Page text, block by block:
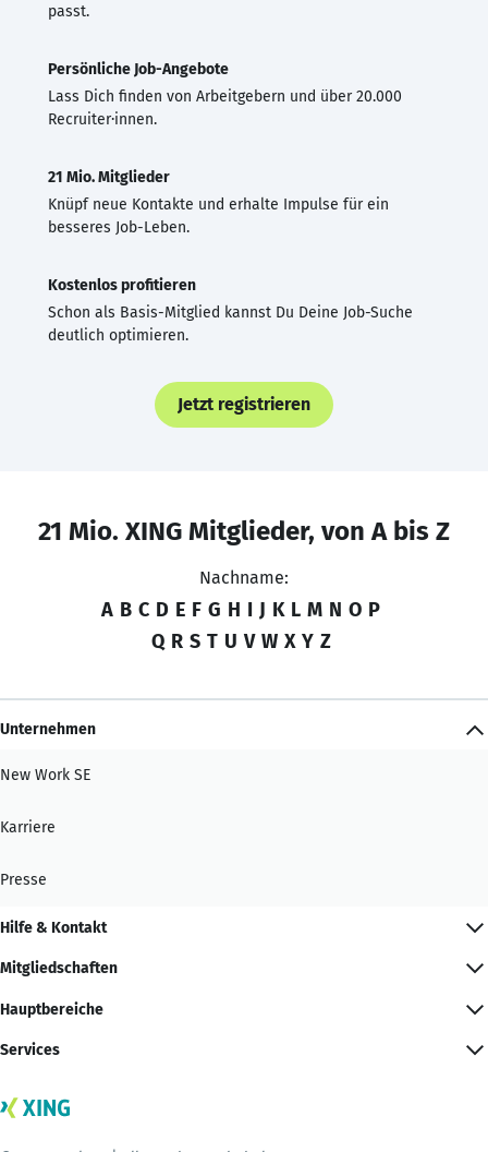
passt.
Persönliche Job-Angebote
Lass Dich finden von Arbeitgebern und über 20.000
Recruiter·innen.
21 Mio. Mitglieder
Knüpf neue Kontakte und erhalte Impulse für ein
besseres Job-Leben.
Kostenlos profitieren
Schon als Basis-Mitglied kannst Du Deine Job-Suche
deutlich optimieren.
Jetzt registrieren
21 Mio. XING Mitglieder, von A bis Z
Nachname:
A B C D E F G H I J K L M N O P
Q R S T U V W X Y Z
Unternehmen
New Work SE
Karriere
Presse
Hilfe & Kontakt
Mitgliedschaften
Hauptbereiche
Services